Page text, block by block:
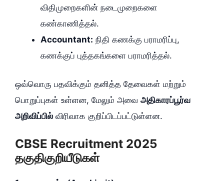
விதிமுறைகளின் நடைமுறைகளை
கண்காணித்தல்.
Accountant: நிதி கணக்கு பராமரிப்பு,
கணக்குப் புத்தகங்களை பராமரித்தல்.
ஒவ்வொரு பதவிக்கும் தனித்த தேவைகள் மற்றும்
பொறுப்புகள் உள்ளன, மேலும் அவை அதிகாரப்பூர்வ
அறிவிப்பில் விரிவாக குறிப்பிடப்பட்டுள்ளன.
CBSE Recruitment 2025
தகுதிகுறியீடுகள்